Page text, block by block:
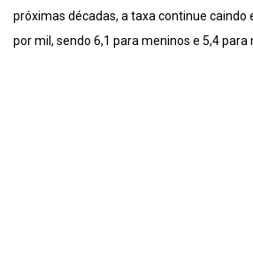
próximas décadas, a taxa continue caindo
por mil, sendo 6,1 para meninos e 5,4 para